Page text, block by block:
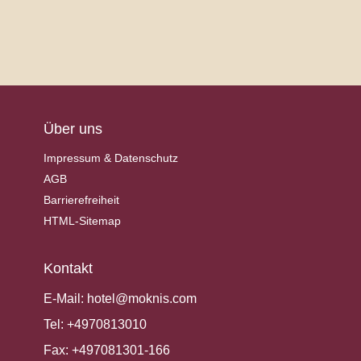
Über uns
Impressum & Datenschutz
AGB
Barrierefreiheit
HTML-Sitemap
Kontakt
E-Mail: hotel@moknis.com
Tel: +4970813010
Fax: +497081301-166